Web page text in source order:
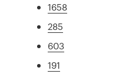
1658
285
603
191